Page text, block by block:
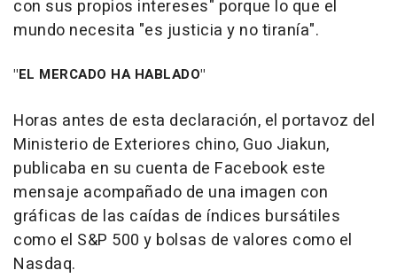
con sus propios intereses" porque lo que el
mundo necesita "es justicia y no tiranía".
"EL MERCADO HA HABLADO"
Horas antes de esta declaración, el portavoz del
Ministerio de Exteriores chino, Guo Jiakun,
publicaba en su cuenta de Facebook este
mensaje acompañado de una imagen con
gráficas de las caídas de índices bursátiles
como el S&P 500 y bolsas de valores como el
Nasdaq.